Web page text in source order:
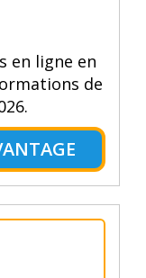
en ligne en
de